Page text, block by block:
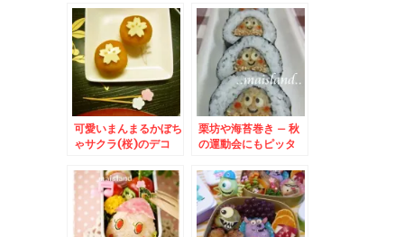
可愛いまんまるかぼち
ゃサクラ(桜)のデコ
栗坊や海苔巻き – 秋
の運動会にもピッタ